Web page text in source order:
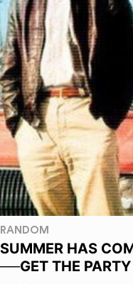
RANDOM
SUMMER HAS
──GET THE